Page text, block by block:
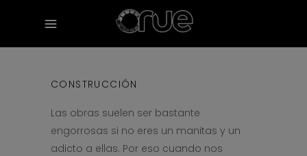
CONSTRUCCIÓN
Las obras suelen ser bastante
engorrosas si no eres un manitas y un
adicto a ellas. Por eso cuando nos